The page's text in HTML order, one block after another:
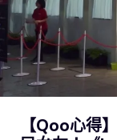
【Qoo心得